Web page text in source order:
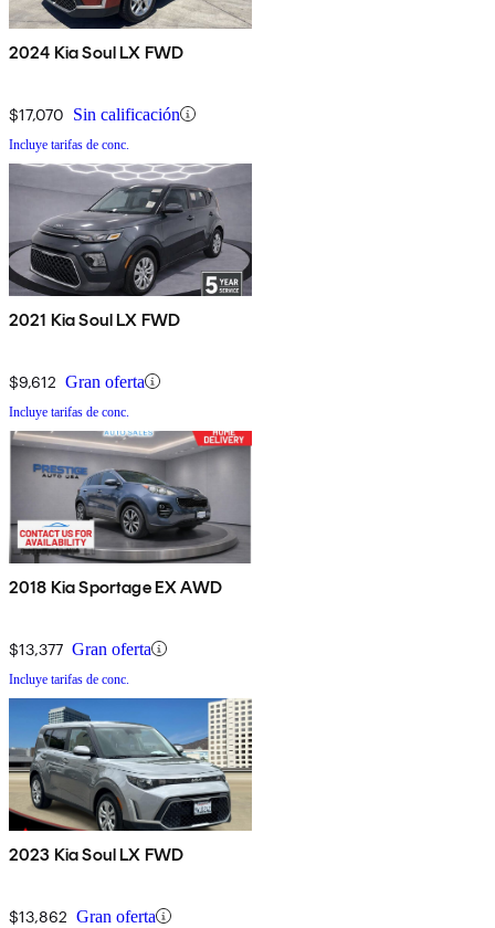
2024 Kia Soul LX FWD
$17,070 Sin calificación
Incluye tarifas de conc.
2021 Kia Soul LX FWD
$9,612 Gran oferta
Incluye tarifas de conc.
2018 Kia Sportage EX AWD
$13,377 Gran oferta
Incluye tarifas de conc.
2023 Kia Soul LX FWD
$13,862 Gran oferta